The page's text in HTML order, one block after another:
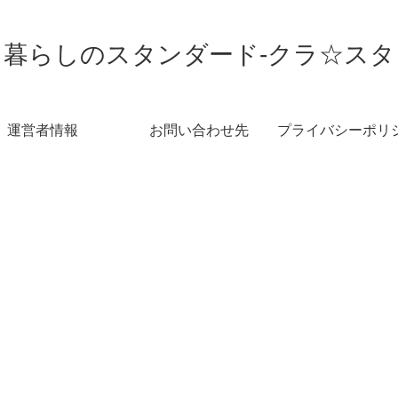
暮らしのスタンダード-クラ☆スタ
運営者情報 お問い合わせ先